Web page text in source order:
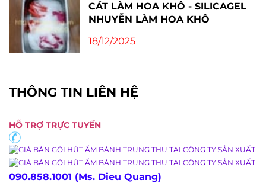
CÁT LÀM HOA KHÔ - SILICAGEL
NHUYỄN LÀM HOA KHÔ
18/12/2025
THÔNG TIN LIÊN HỆ
HỖ TRỢ TRỰC TUYẾN
090.858.1001 (Ms. Dieu Quang)